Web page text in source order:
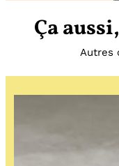
Ça
Autres